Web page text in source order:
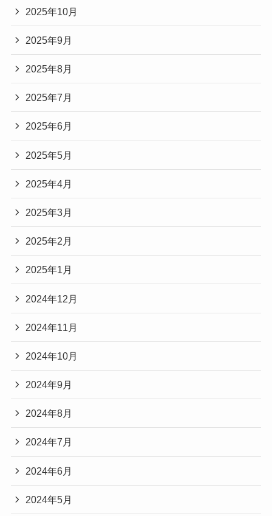
2025年10月
2025年9月
2025年8月
2025年7月
2025年6月
2025年5月
2025年4月
2025年3月
2025年2月
2025年1月
2024年12月
2024年11月
2024年10月
2024年9月
2024年8月
2024年7月
2024年6月
2024年5月